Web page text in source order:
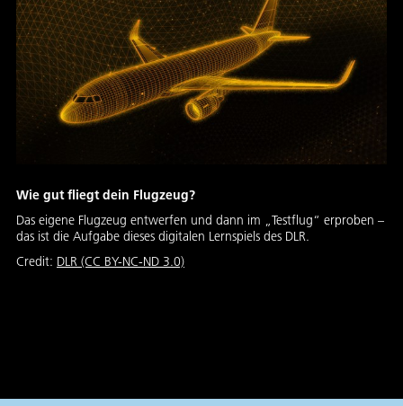
Wie gut fliegt dein Flugzeug?
Das eigene Flugzeug entwerfen und dann im „Testflug“ erproben –
das ist die Aufgabe dieses digitalen Lernspiels des DLR.
Credit: DLR (CC BY-NC-ND 3.0)